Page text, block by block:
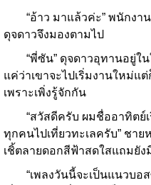
“อ้าว มาแล้วค่ะ” พนักงาน
ดุจดาวจึงมองตามไป
“พี่ซัน” ดุจดาวอุทานอยู่ใน
แค่ว่าเขาจะไปเริ่มงานใหม่แ
เพราะเพิ่งรู้จักกัน
“สวัสดีครับ ผมชื่ออาทิตย์เ
ทุกคนไปเที่ยวทะเลครับ” ชา
เชิ้ตลายดอกสีฟ้าสดใสแถมยั
“เพลงวันนี้จะเป็นแนวบอส